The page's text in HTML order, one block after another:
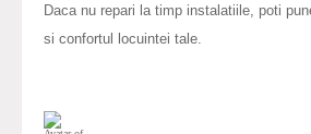
Daca nu repari la timp instalatiile, poti
si confortul locuintei tale.